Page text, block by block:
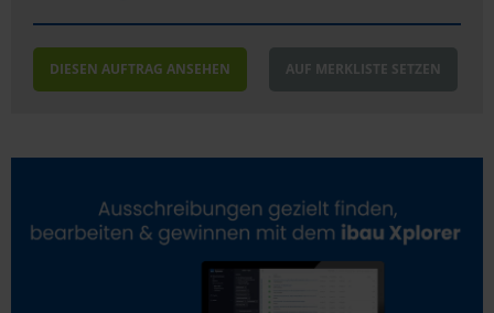
Eschborn
Essen
Ettlingen
Euskirchen
Flensburg
DIESEN AUFTRAG ANSEHEN AUF MERKLISTE SETZEN